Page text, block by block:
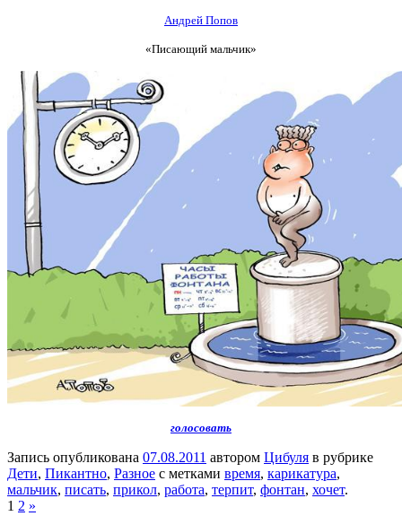
Андрей Попов
«Писающий мальчик»
голосовать
Запись опубликована 07.08.2011 автором Цибуля в рубрике
Дети, Пикантно, Разное с метками время, карикатура,
мальчик, писать, прикол, работа, терпит, фонтан, хочет.
1 2 »